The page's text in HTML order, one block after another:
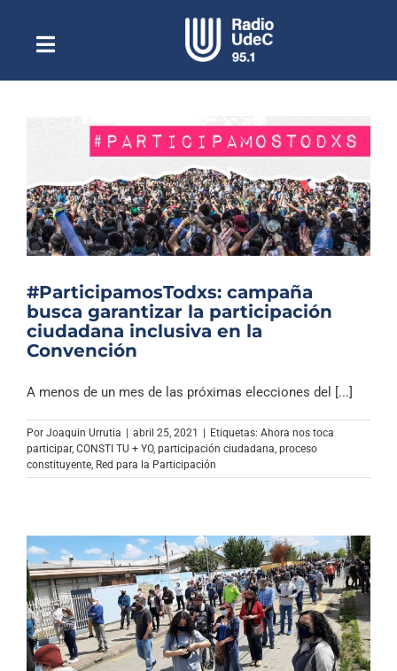
contenidoToggle
NavigationEscuchar Radio UdeC en vivo
Quiénes Somos
Programación
Podcast
Noticias
Columnas
Música Clásica
#ParticipamosTodxs: campaña
busca garantizar la participación
ciudadana inclusiva en la
Convención
A menos de un mes de las próximas elecciones del [...]
Por Joaquin Urrutia | abril 25, 2021 | Etiquetas: Ahora nos toca
participar, CONSTI TU + YO, participación ciudadana proceso
constituyente Red para la Participación